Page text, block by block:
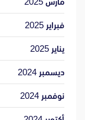
فبراير 2025
يناير 2025
ديسمبر 2024
نوفمبر 2024